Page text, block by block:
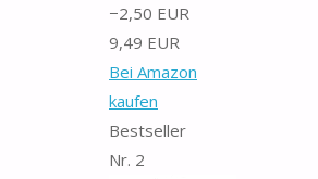
−2,50 EUR
9,49 EUR
Bei Amazon
kaufen
Bestseller
Nr. 2